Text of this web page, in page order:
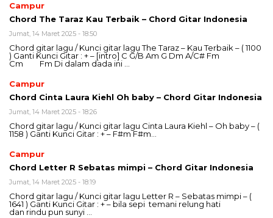
Campur
Chord The Taraz Kau Terbaik – Chord Gitar Indonesia
Jumat, 14 Maret 2025 - 18:50
Chord gitar lagu / Kunci gitar lagu The Taraz – Kau Terbaik – ( 1100
) Ganti Kunci Gitar : + – [intro] C G/B Am G Dm A/C# Fm
Cm Fm Di dalam dada ini …
Campur
Chord Cinta Laura Kiehl Oh baby – Chord Gitar Indonesia
Jumat, 14 Maret 2025 - 18:26
Chord gitar lagu / Kunci gitar lagu Cinta Laura Kiehl – Oh baby – (
1158 ) Ganti Kunci Gitar : + – F#m F#m…
Campur
Chord Letter R Sebatas mimpi – Chord Gitar Indonesia
Jumat, 14 Maret 2025 - 18:19
Chord gitar lagu / Kunci gitar lagu Letter R – Sebatas mimpi – (
1641 ) Ganti Kunci Gitar : + – bila sepi temani relung hati
dan rindu pun sunyi …